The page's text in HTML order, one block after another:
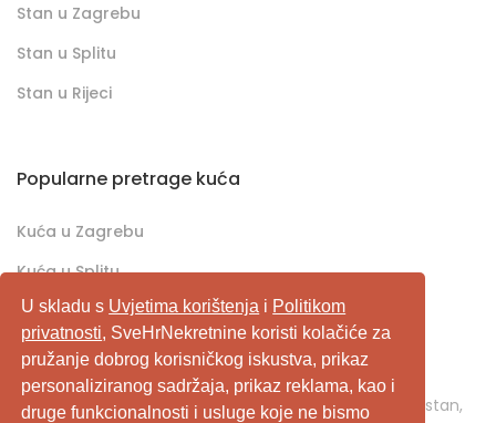
U skladu s Uvjetima korištenja i Politikom
privatnosti, SveHrNekretnine koristi kolačiće za
pružanje dobrog korisničkog iskustva, prikaz
personaliziranog sadržaja, prikaz reklama, kao i
druge funkcionalnosti i usluge koje ne bismo
Stan u Zagrebu
Stan u Splitu
Stan u Rijeci
Popularne pretrage kuća
Kuća u Zagrebu
Kuća u Splitu
Kuća u Rijeci
SveHrNekretnine.com predstavlja sveobuhvatan
pretraživač/oglašivač nekretnina. Ukoliko je u pitanju stan,